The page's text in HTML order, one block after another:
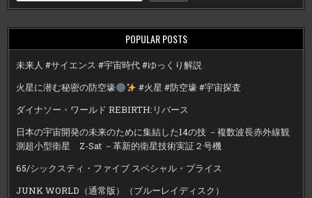
POPULAR POSTS
未来人 #サイエンス #宇宙時代 #ゆっくり解説
火星に潜む秘密の防空壕
#火星 #防空壕 #宇宙探査
ダイナソー・ワールド REBIRTH:リバース
日本の宇宙開発の未来のために集結した14の技 －複数波長赤外線観
測超小型衛星 Z-Sat －革新的衛星技術実証２号機
65/シックスティ・ファイブ スペシャル・プライス
JUNK WORLD（通常版）（ブルーレイディスク）